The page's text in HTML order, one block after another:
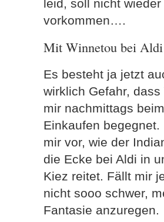
leid, soll nicht wieder
vorkommen….
Mit Winnetou bei Aldi
Es besteht ja jetzt
wirklich Gefahr, dass
mir nachmittags beim
Einkaufen begegnet.
mir vor, wie der
die Ecke bei Aldi in
Kiez reitet. Fällt mir
nicht sooo schwer,
Fantasie anzuregen.